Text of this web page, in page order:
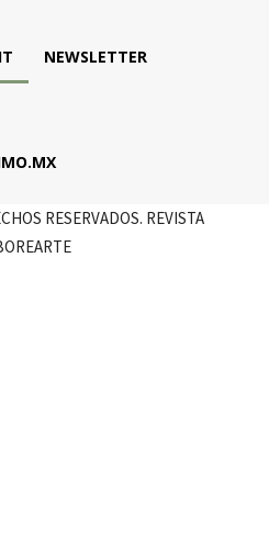
NEWSLETTER
RESERVADOS. REVISTA